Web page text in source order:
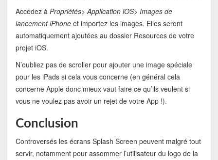
Accédez à Propriétés> Application iOS> Images de
lancement iPhoneet importez les images. Elles seront
automatiquement ajoutées au dossier Resources de votre
projet iOS.
N’oubliez pas de scroller pour ajouter une image spéciale
pour les iPads si cela vous concerne (en général cela
concerne Apple donc mieux vaut faire ce qu’ils veulent si
vous ne voulez pas avoir un rejet de votre App !).
Conclusion
Controversés les écrans Splash Screen peuvent malgré tout
servir, notamment pour assommer l’utilisateur du logo de la